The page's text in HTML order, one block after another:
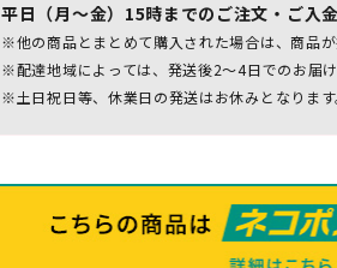
平日（月～金）15時までのご注文・ご入金
※他の商品とまとめて購入された場合は、商品が
※配達地域によっては、発送後2～4日でのお届け
※土日祝日等、休業日の発送はお休みとなります